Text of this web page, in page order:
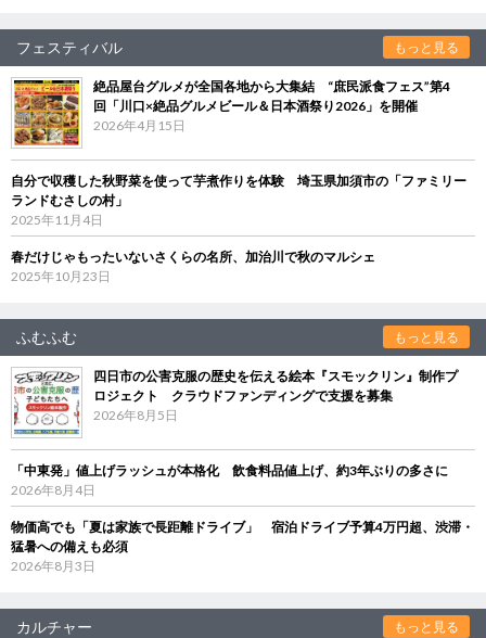
フェスティバル もっと見る
絶品屋台グルメが全国各地から大集結 “庶民派食フェス”第4
回「川口×絶品グルメビール＆日本酒祭り2026」を開催
2026年4月15日
自分で収穫した秋野菜を使って芋煮作りを体験 埼玉県加須市の「ファミリー
ランドむさしの村」
2025年11月4日
春だけじゃもったいないさくらの名所、加治川で秋のマルシェ
2025年10月23日
ふむふむ もっと見る
四日市の公害克服の歴史を伝える絵本『スモックリン』制作プ
ロジェクト クラウドファンディングで支援を募集
2026年8月5日
「中東発」値上げラッシュが本格化 飲食料品値上げ、約3年ぶりの多さに
2026年8月4日
物価高でも「夏は家族で長距離ドライブ」 宿泊ドライブ予算4万円超、渋滞・
猛暑への備えも必須
2026年8月3日
カルチャー もっと見る